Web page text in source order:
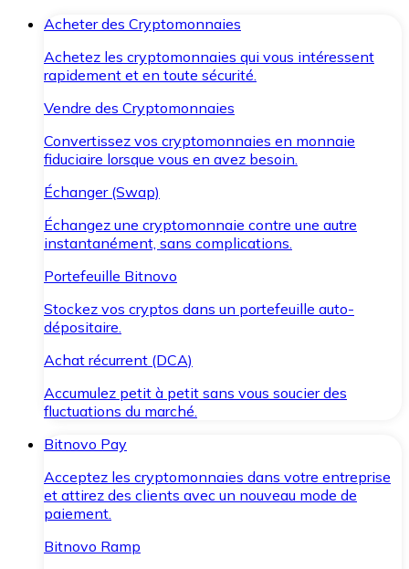
Acheter des Cryptomonnaies
Achetez les cryptomonnaies qui vous intéressent
rapidement et en toute sécurité.
Vendre des Cryptomonnaies
Convertissez vos cryptomonnaies en monnaie
fiduciaire lorsque vous en avez besoin.
Échanger (Swap)
Échangez une cryptomonnaie contre une autre
instantanément, sans complications.
Portefeuille Bitnovo
Stockez vos cryptos dans un portefeuille auto-
dépositaire.
Achat récurrent (DCA)
Accumulez petit à petit sans vous soucier des
fluctuations du marché.
Bitnovo Pay
Acceptez les cryptomonnaies dans votre entreprise
et attirez des clients avec un nouveau mode de
paiement.
Bitnovo Ramp